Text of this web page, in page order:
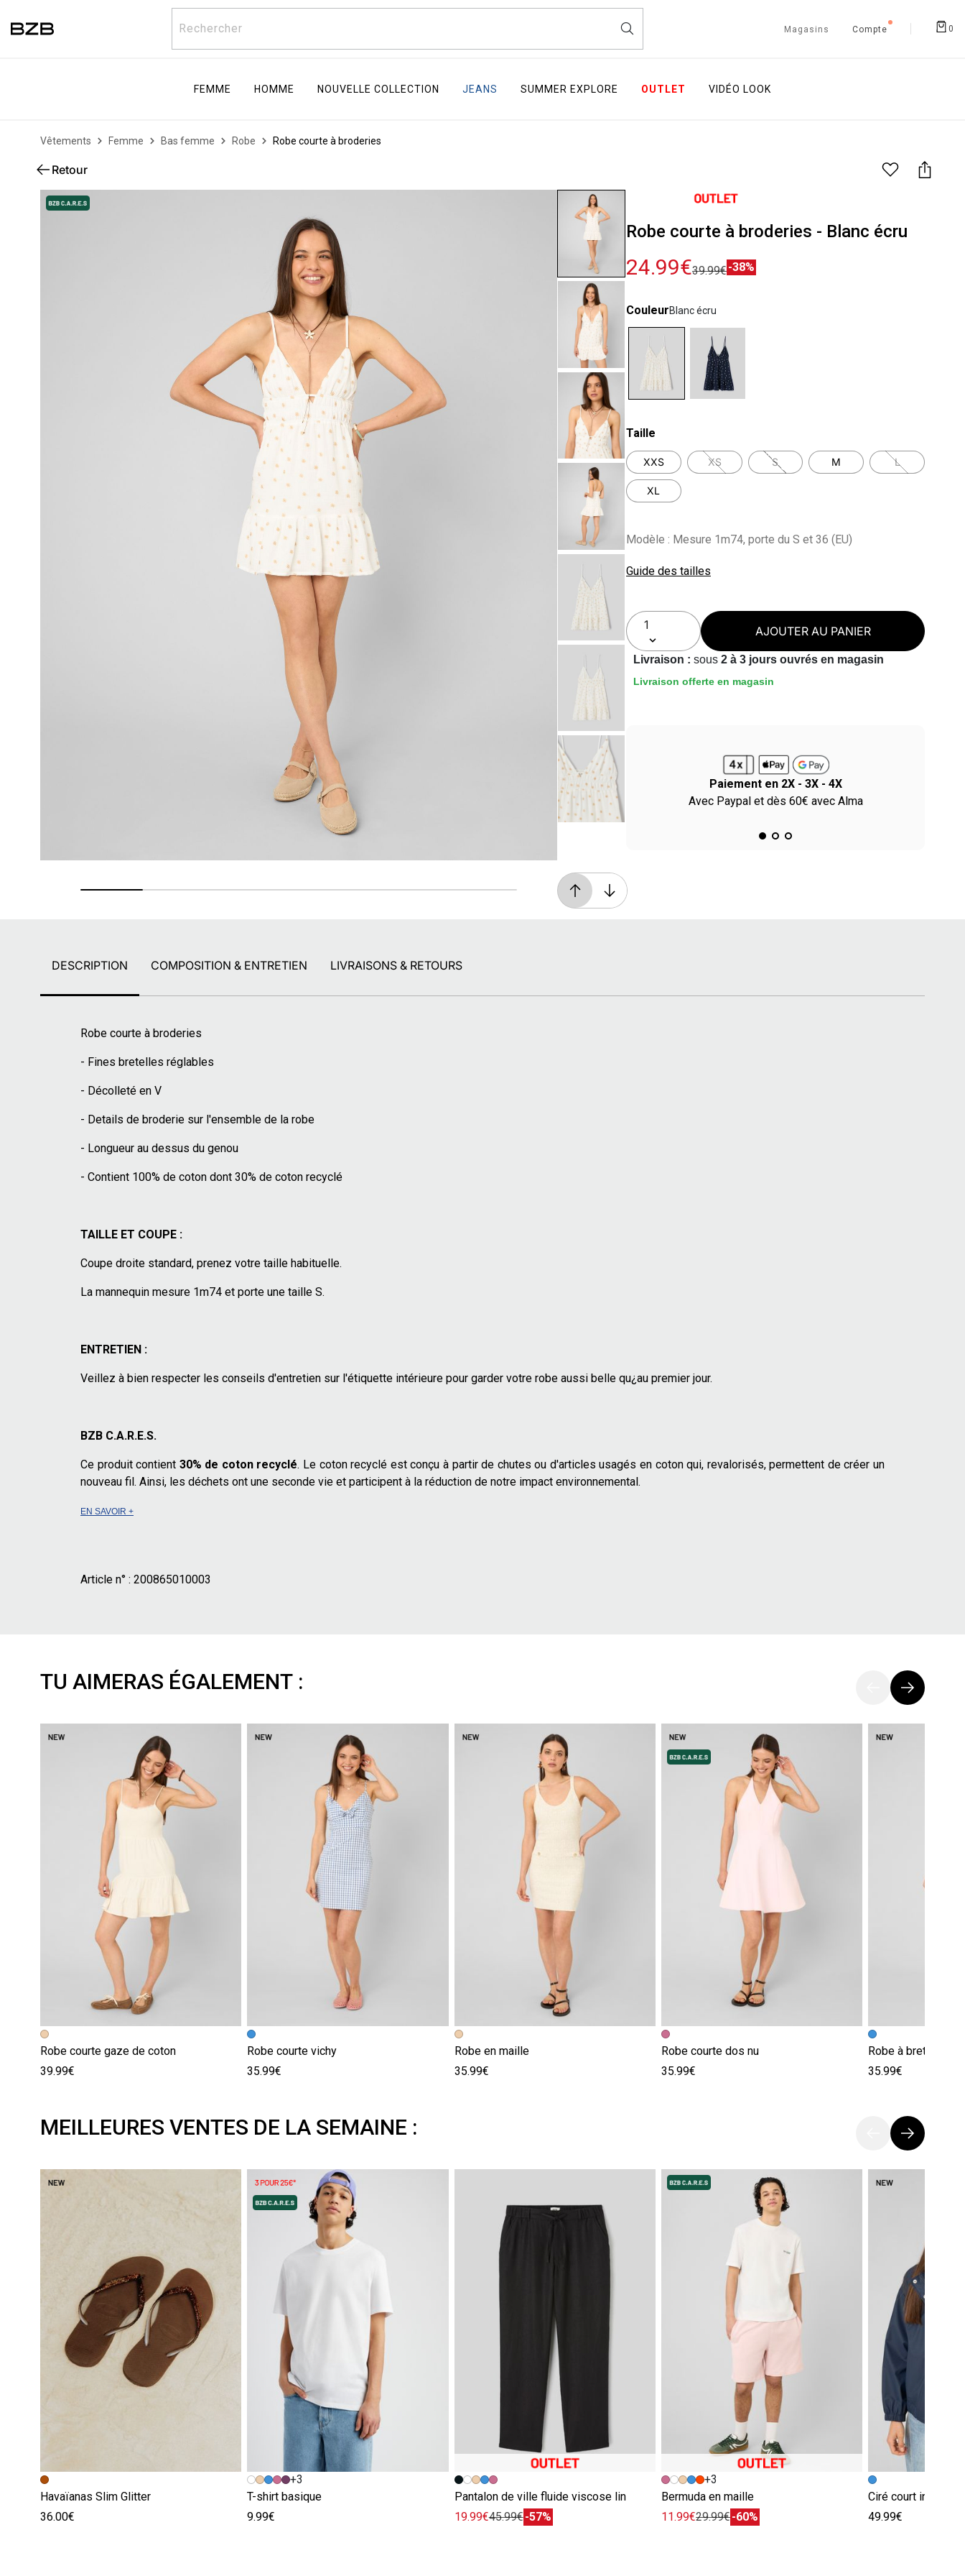
Rechercher Magasins Compte 0
FEMME HOMME NOUVELLE COLLECTION JEANS SUMMER EXPLORE OUTLET VIDÉO LOOK
Vêtements Femme Bas femme Robe Robe courte à broderies
Retour
Robe courte à broderies - Blanc écru
24.99€39.99€-38%
CouleurBlanc écru
Taille
XXS XS S M L
XL
Modèle : Mesure 1m74, porte du S et 36 (EU)
Guide des tailles
AJOUTER AU PANIER
Livraison : sous 2 à 3 jours ouvrés en magasin
Livraison offerte en magasin
En magasin, ou dès 49€ d'achats à domicile
Paiement en 2X - 3X - 4X
Avec Paypal et dès 60€ avec Alma
DESCRIPTION COMPOSITION & ENTRETIEN LIVRAISONS & RETOURS
Robe courte à broderies
- Fines bretelles réglables
- Décolleté en V
- Details de broderie sur l'ensemble de la robe
- Longueur au dessus du genou
- Contient 100% de coton dont 30% de coton recyclé
TAILLE ET COUPE :
Coupe droite standard, prenez votre taille habituelle.
La mannequin mesure 1m74 et porte une taille S.
ENTRETIEN :
Veillez à bien respecter les conseils d'entretien sur l'étiquette intérieure pour garder votre robe aussi belle qu¿au premier jour.
BZB C.A.R.E.S.
Ce produit contient 30% de coton recyclé. Le coton recyclé est conçu à partir de chutes ou d'articles usagés en coton qui, revalorisés, permettent de créer un
nouveau fil. Ainsi, les déchets ont une seconde vie et participent à la réduction de notre impact environnemental.
EN SAVOIR +
Article n° : 200865010003
TU AIMERAS ÉGALEMENT :
Robe courte gaze de coton
39.99€
Robe courte vichy
35.99€
Robe en maille
35.99€
Robe courte dos nu
35.99€
Robe à bretelles
35.99€
MEILLEURES VENTES DE LA SEMAINE :
Havaïanas Slim Glitter
36.00€
+3
T-shirt basique
9.99€
Pantalon de ville fluide viscose lin
19.99€45.99€-57%
+3
Bermuda en maille
11.99€29.99€-60%
Ciré court intérieur
49.99€